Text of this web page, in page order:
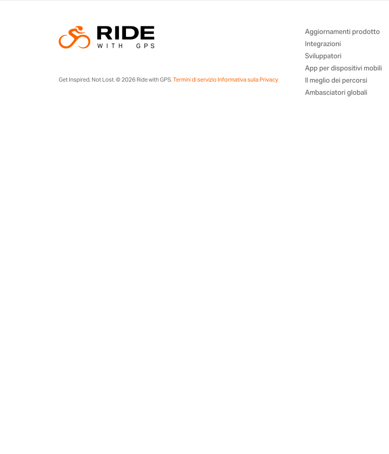
Get Inspired, Not Lost. © 2026 Ride with GPS.Termini di servizio Informativa sulla Privacy
Aggiornamenti prodotto
Integrazioni
Sviluppatori
App per dispositivi mobili
Il meglio dei percorsi
Ambasciatori globali